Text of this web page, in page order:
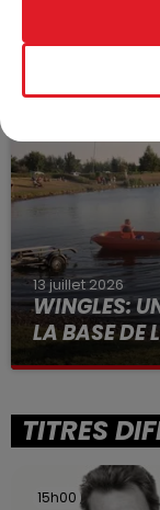
BÉTHUNE:
Selon les
13 juillet 2026
WINGLES:
LA BASE DE
La victime a
TITRES
15h00
15h00